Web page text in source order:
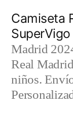
contenido
Camiseta
SuperVigo
Madrid
Real
niños.